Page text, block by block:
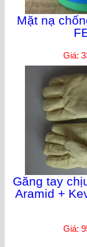
Mặt nạ
Giá:
Găng tay
Aramid +
Giá: